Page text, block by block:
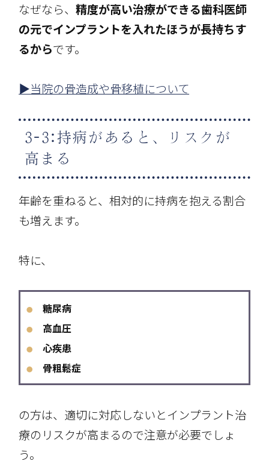
なぜなら、精度が高い治療ができる歯科医師
の元でインプラントを入れたほうが長持ちす
るからです。
▶当院の骨造成や骨移植について
3-3:持病があると、リスクが
高まる
年齢を重ねると、相対的に持病を抱える割合
も増えます。
特に、
● 糖尿病
● 高血圧
● 心疾患
● 骨粗鬆症
の方は、適切に対応しないとインプラント治
療のリスクが高まるので注意が必要でしょ
う。